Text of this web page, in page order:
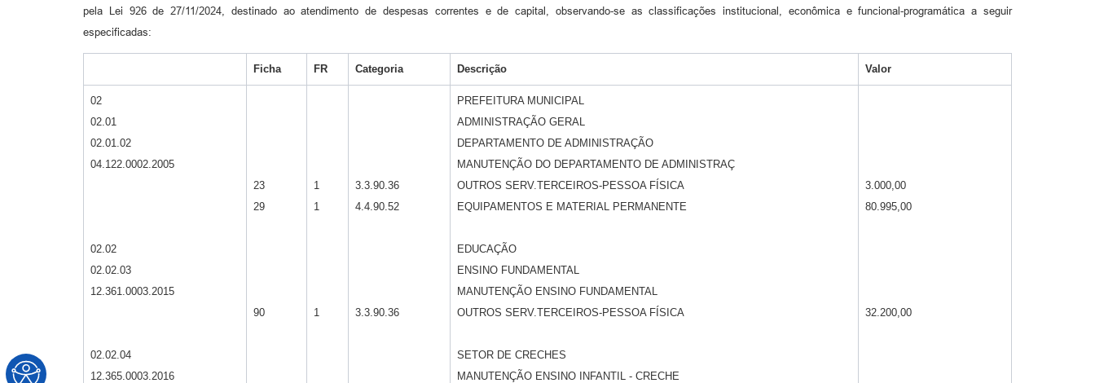
pela Lei 926 de 27/11/2024, destinado ao atendimento de despesas correntes e de capital, observando-se as classificações institucional, econômica e funcional-programática a seguir
especificadas:
Ficha FR Categoria Descrição Valor
02
02.01
02.01.02
04.122.0002.2005
02.02
02.02.03
12.361.0003.2015
02.02.04
12.365.0003.2016
23
29
90
1
1
1
3.3.90.36
4.4.90.52
3.3.90.36
PREFEITURA MUNICIPAL
ADMINISTRAÇÃO GERAL
DEPARTAMENTO DE ADMINISTRAÇÃO
MANUTENÇÃO DO DEPARTAMENTO DE ADMINISTRAÇ
OUTROS SERV.TERCEIROS-PESSOA FÍSICA
EQUIPAMENTOS E MATERIAL PERMANENTE
EDUCAÇÃO
ENSINO FUNDAMENTAL
MANUTENÇÃO ENSINO FUNDAMENTAL
OUTROS SERV.TERCEIROS-PESSOA FÍSICA
SETOR DE CRECHES
MANUTENÇÃO ENSINO INFANTIL - CRECHE
3.000,00
80.995,00
32.200,00